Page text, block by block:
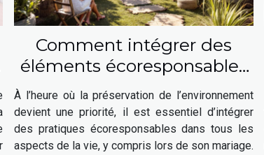
Comment intégrer des
éléments écoresponsables
à votre mariage ?
À l’heure où la préservation de l’environnement
devient une priorité, il est essentiel d’intégrer
des pratiques écoresponsables dans tous les
aspects de la vie, y compris lors de son mariage.